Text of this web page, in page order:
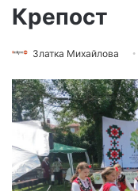
Крепост
Златка Михайлова